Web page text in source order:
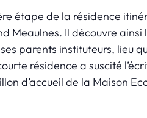
étape de la résidence
Meaulnes. Il découvre ainsi
parents instituteurs, lieu
résidence a suscité
d’accueil de la Maison